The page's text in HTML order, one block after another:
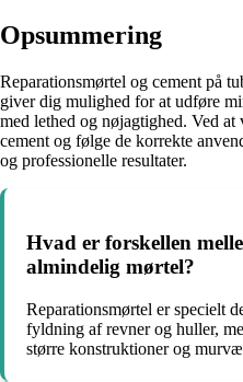
Opsummering
Reparationsmørtel og cement på
giver dig mulighed for at udføre
med lethed og nøjagtighed. Ved
cement og følge de korrekte
og professionelle resultater.
Hvad er forskellen
almindelig mørtel?
Reparationsmørtel er specielt
fyldning af revner og huller,
større konstruktioner og